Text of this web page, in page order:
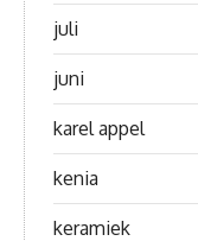
juli
juni
karel appel
kenia
keramiek